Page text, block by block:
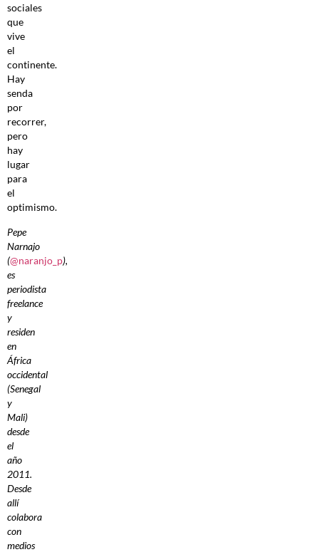
sociales
que
vive
el
continente.
Hay
senda
por
recorrer,
pero
hay
lugar
para
el
optimismo.
Pepe
Narnajo
(@naranjo_p),
es
periodista
freelance
y
residen
en
África
occidental
(Senegal
y
Mali)
desde
el
año
2011.
Desde
allí
colabora
con
medios